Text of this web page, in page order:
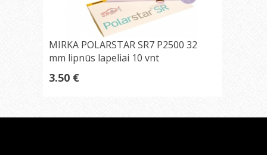
MIRKA POLARSTAR SR7 P2500 32
mm lipnūs lapeliai 10 vnt
3.50 €